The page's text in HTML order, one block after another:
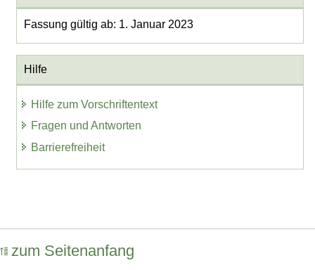
Fassung gültig ab: 1. Januar 2023
Hilfe
Hilfe zum Vorschriftentext
Fragen und Antworten
Barrierefreiheit
zum Seitenanfang